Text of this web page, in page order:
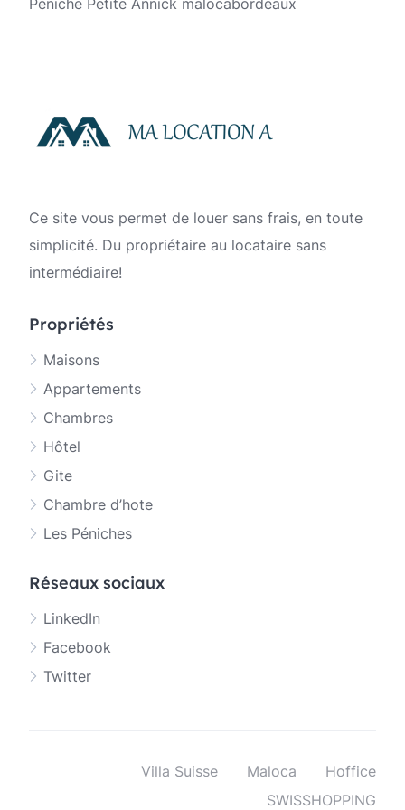
Péniche Petite Annick malocabordeaux
Ce site vous permet de louer sans frais, en toute
simplicité. Du propriétaire au locataire sans
intermédiaire!
Propriétés
Maisons
Appartements
Chambres
Hôtel
Gite
Chambre d’hote
Les Péniches
Réseaux sociaux
LinkedIn
Facebook
Twitter
Villa Suisse Maloca
Hoffice
SWISSHOPPING